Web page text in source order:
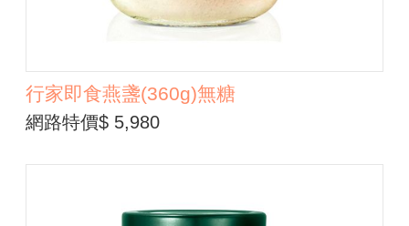
行家即食燕盞(360g)無糖
網路特價$ 5,980